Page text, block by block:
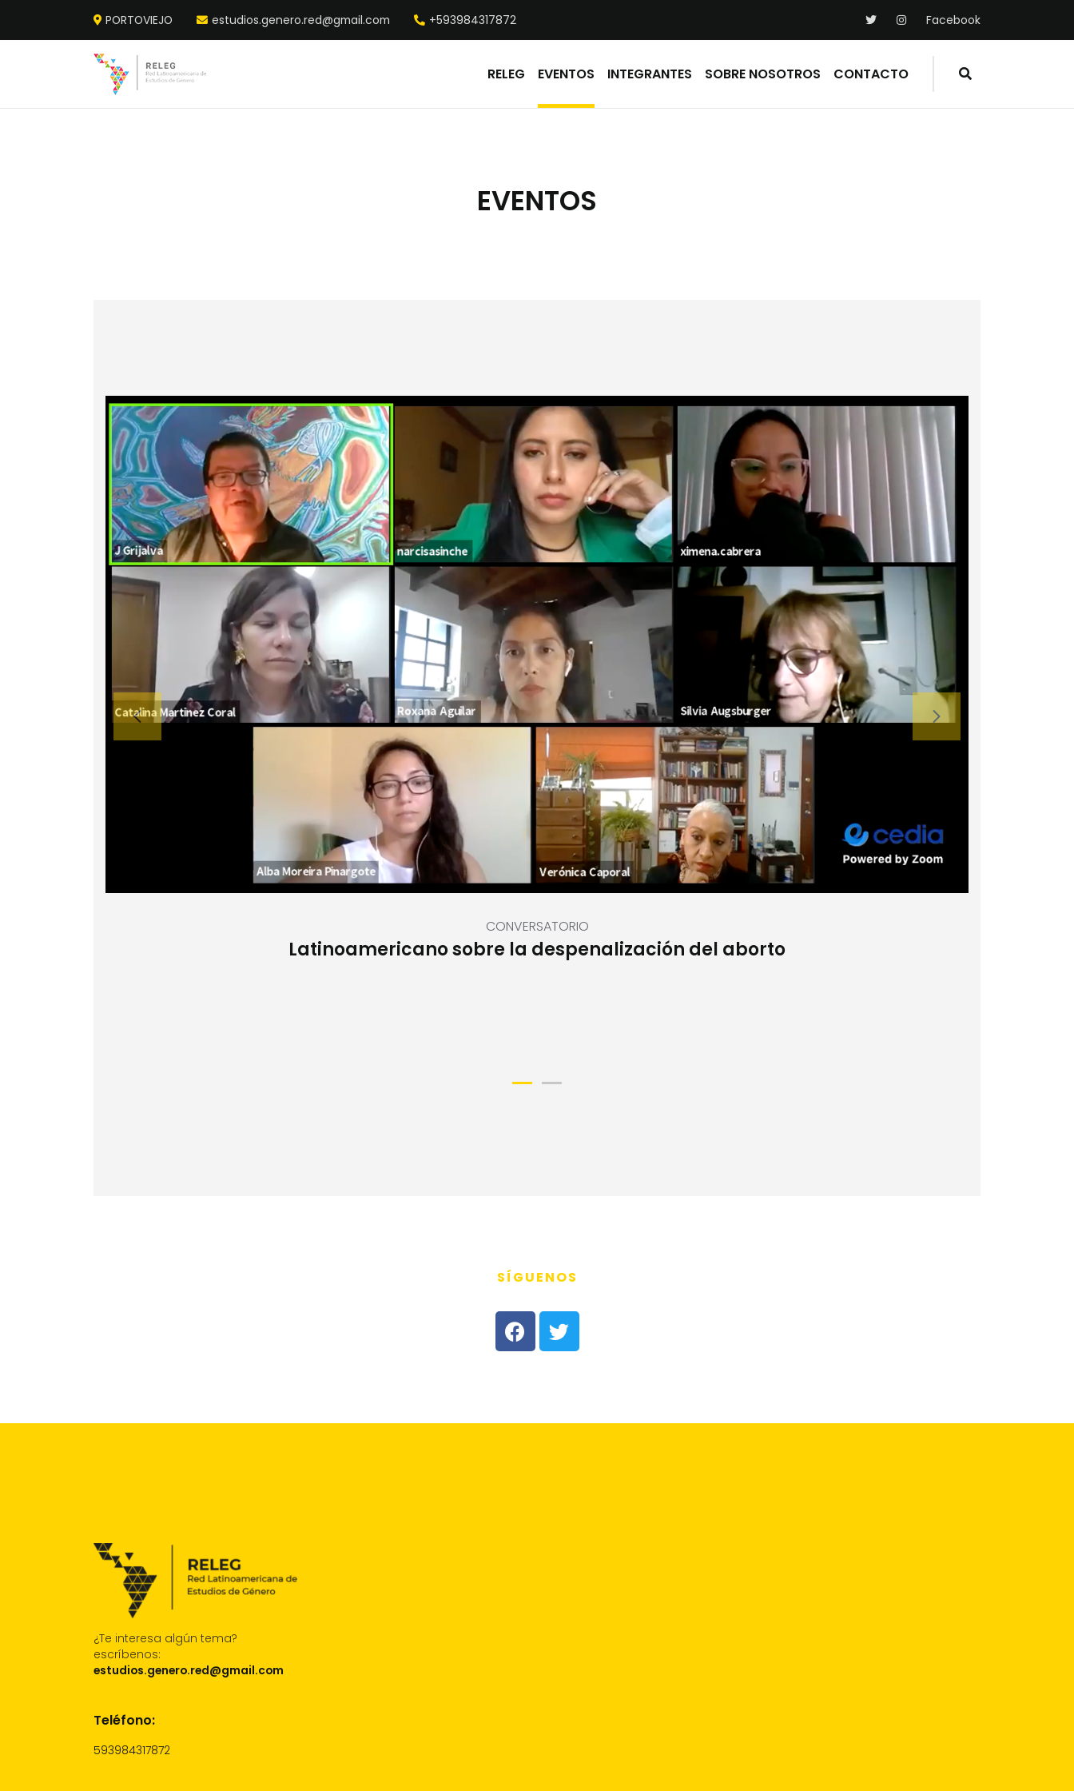
PORTOVIEJO estudios.genero.red@gmail.com +593984317872 Facebook
RELEG EVENTOS INTEGRANTES SOBRE NOSOTROS CONTACTO
EVENTOS
CONVERSATORIO
Latinoamericano sobre la despenalización del aborto
SÍGUENOS
¿Te interesa algún tema?
escríbenos:
estudios.genero.red@gmail.com
Teléfono:
593984317872